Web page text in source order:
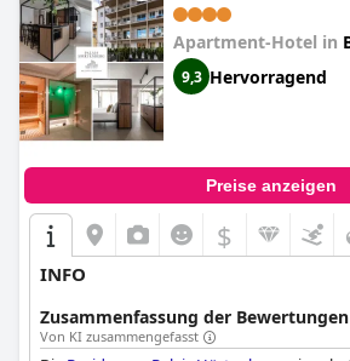
Apartment-Hotel in
9,3 Hervorragend
Preise anzeigen
$
INFO
Zusammenfassung der Bewertungen
Von KI zusammengefasst